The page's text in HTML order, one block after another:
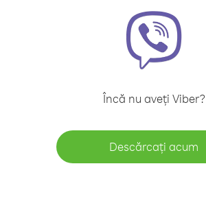
Încă nu aveți Viber?
Descărcați acum